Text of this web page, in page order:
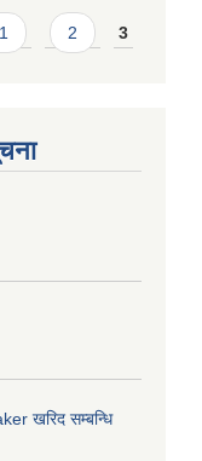
1 2 3
खरिद सम्बन्धि